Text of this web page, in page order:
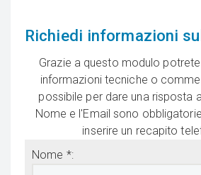
Richiedi informazioni
Grazie a questo modulo
informazioni tecniche o
possibile per dare una risposta
Nome e l'Email sono
inserire un recapito
Nome *: